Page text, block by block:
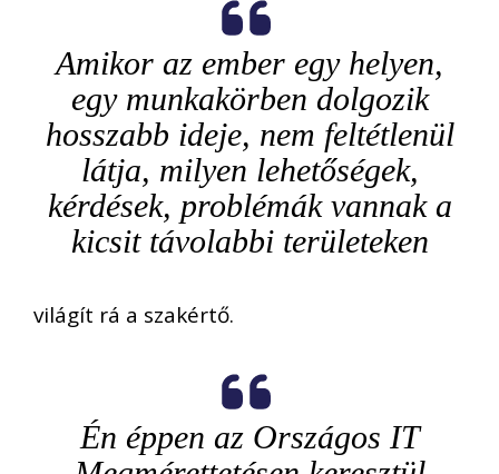
Amikor az ember egy helyen,
egy munkakörben dolgozik
hosszabb ideje, nem feltétlenül
látja, milyen lehetőségek,
kérdések, problémák vannak a
kicsit távolabbi területeken
világít rá a szakértő.
Én éppen az Országos IT